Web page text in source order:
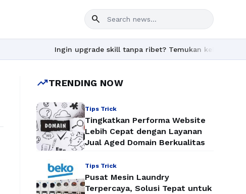
search
Ingin upgrade skill tanpa ribet? Temukan kelas seru dan
trending_upTRENDING NOW
Tips Trick
Tingkatkan Performa Website
Lebih Cepat dengan Layanan
Jual Aged Domain Berkualitas
Tips Trick
Pusat Mesin Laundry
Terpercaya, Solusi Tepat untuk